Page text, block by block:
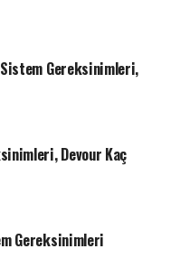
Sistem Gereksinimleri,
Devour Kaç
Gereksinimleri